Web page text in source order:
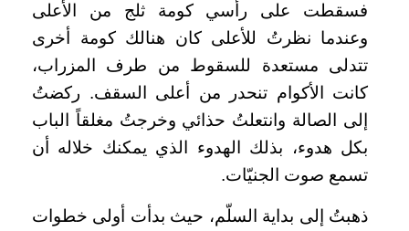
فسقطت على رأسي كومة ثلج من الأعلى
وعندما نظرتُ للأعلى كان هنالك كومة أخرى
تتدلى مستعدة للسقوط من طرف المزراب،
كانت الأكوام تنحدر من أعلى السقف. ركضتُ
إلى الصالة وانتعلتُ حذائي وخرجتُ مغلقاً الباب
بكل هدوء، بذلك الهدوء الذي يمكنك خلاله أن
تسمع صوت الجنيّات.
ذهبتُ إلى بداية السلّم، حيث بدأت أولى خطوات